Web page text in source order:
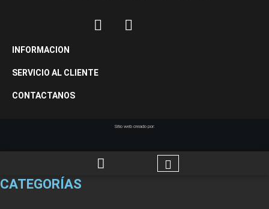
INFORMACION
SERVICIO AL CLIENTE
CONTACTANOS
Sitio web creado por:
CATEGORÍAS